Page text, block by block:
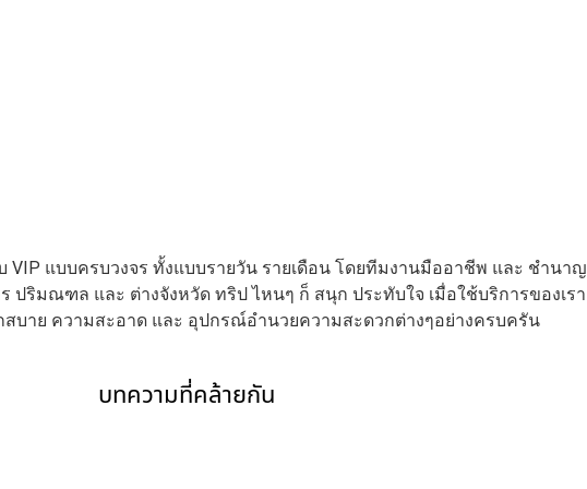
VIP แบบครบวงจร ทั้งแบบรายวัน รายเดือน โดยทีมงานมืออาชีพ และ ชำนาญ
ปริมณฑล และ ต่างจังหวัด ทริป ไหนๆ ก็ สนุก ประทับใจ เมื่อใช้บริการของเรา
บาย ความสะอาด และ อุปกรณ์อำนวยความสะดวกต่างๆอย่างครบครัน
บทความที่คล้ายกัน